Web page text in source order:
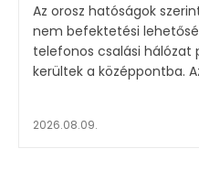
Az orosz hatóságok
nem befektetési
telefonos csalási hálózat
2026.08.09.